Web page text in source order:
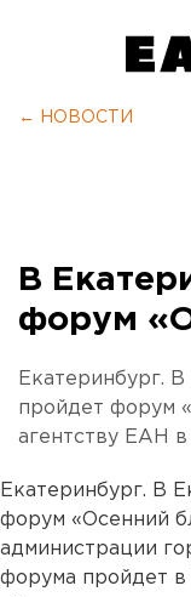
← НОВОСТИ
В
форум
Екатеринбург.
пройдет форум
агентству ЕАН
Екатеринбург. В
форум «Осенний
администрации
форума пройдет в